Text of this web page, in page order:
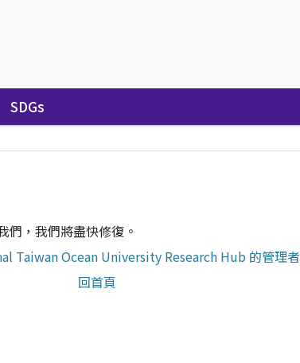
SDGs
們，我們將盡快修復。
Taiwan Ocean University Research Hub 的管理者
回首頁